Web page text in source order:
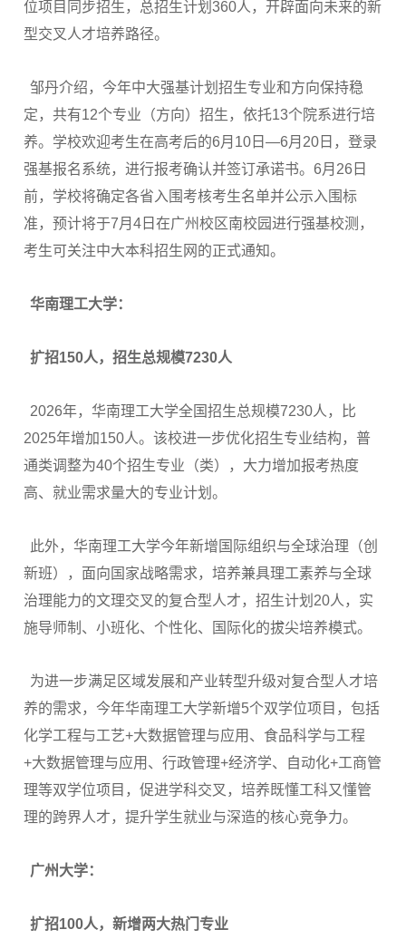
位项目同步招生，总招生计划360人，开辟面向未来的新
型交叉人才培养路径。
邹丹介绍，今年中大强基计划招生专业和方向保持稳
定，共有12个专业（方向）招生，依托13个院系进行培
养。学校欢迎考生在高考后的6月10日—6月20日，登录
强基报名系统，进行报考确认并签订承诺书。6月26日
前，学校将确定各省入围考核考生名单并公示入围标
准，预计将于7月4日在广州校区南校园进行强基校测，
考生可关注中大本科招生网的正式通知。
华南理工大学：
扩招150人，招生总规模7230人
2026年，华南理工大学全国招生总规模7230人，比
2025年增加150人。该校进一步优化招生专业结构，普
通类调整为40个招生专业（类），大力增加报考热度
高、就业需求量大的专业计划。
此外，华南理工大学今年新增国际组织与全球治理（创
新班），面向国家战略需求，培养兼具理工素养与全球
治理能力的文理交叉的复合型人才，招生计划20人，实
施导师制、小班化、个性化、国际化的拔尖培养模式。
为进一步满足区域发展和产业转型升级对复合型人才培
养的需求，今年华南理工大学新增5个双学位项目，包括
化学工程与工艺+大数据管理与应用、食品科学与工程
+大数据管理与应用、行政管理+经济学、自动化+工商管
理等双学位项目，促进学科交叉，培养既懂工科又懂管
理的跨界人才，提升学生就业与深造的核心竞争力。
广州大学：
扩招100人，新增两大热门专业